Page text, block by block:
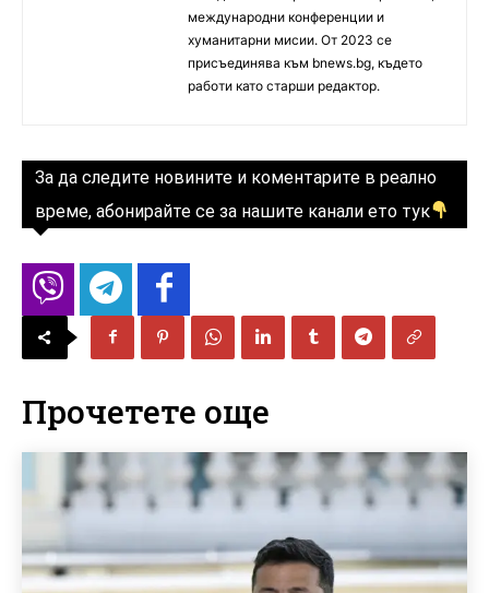
международни конференции и
хуманитарни мисии. От 2023 се
присъединява към bnews.bg, където
работи като старши редактор.
За да следите новините и коментарите в реално
време, абонирайте се за нашите канали ето тук
Прочетете още